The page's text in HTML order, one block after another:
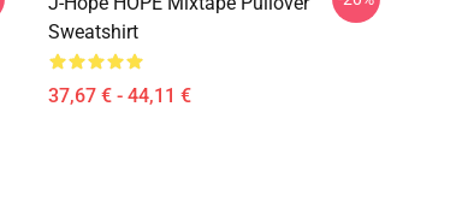
Sweatshirt
37,67 € - 44,11 €